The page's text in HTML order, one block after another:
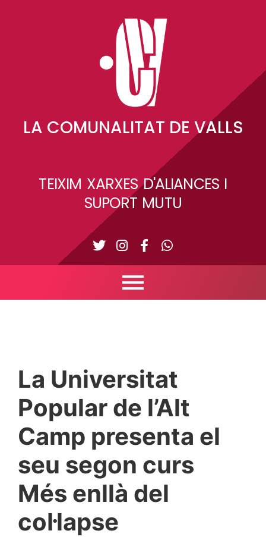
LA COMUNALITAT DE VALLS
TEIXIM XARXES D'ALIANCES I
SUPORT MUTU
La Universitat
Popular de l’Alt
Camp presenta el
seu segon curs
Més enllà del
col·lapse